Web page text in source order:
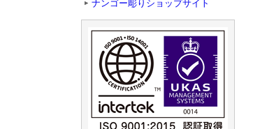
ナンゴー彫りショップサイト